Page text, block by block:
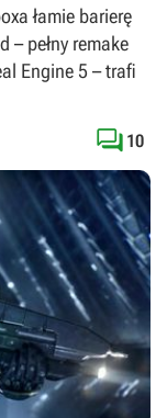
łamie barierę
– pełny remake
Engine 5 – trafi
 10